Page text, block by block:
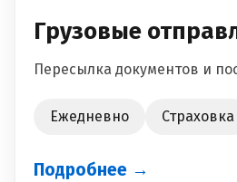
Грузовые
Пересылка документов и
Ежедневно Страховка
Подробнее →